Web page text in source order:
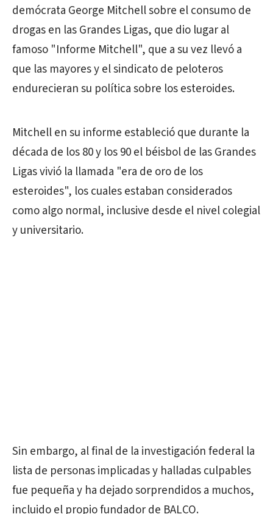
demócrata George Mitchell sobre el consumo de
drogas en las Grandes Ligas, que dio lugar al
famoso "Informe Mitchell", que a su vez llevó a
que las mayores y el sindicato de peloteros
endurecieran su política sobre los esteroides.
Mitchell en su informe estableció que durante la
década de los 80 y los 90 el béisbol de las Grandes
Ligas vivió la llamada "era de oro de los
esteroides", los cuales estaban considerados
como algo normal, inclusive desde el nivel colegial
y universitario.
Sin embargo, al final de la investigación federal la
lista de personas implicadas y halladas culpables
fue pequeña y ha dejado sorprendidos a muchos,
incluido el propio fundador de BALCO.